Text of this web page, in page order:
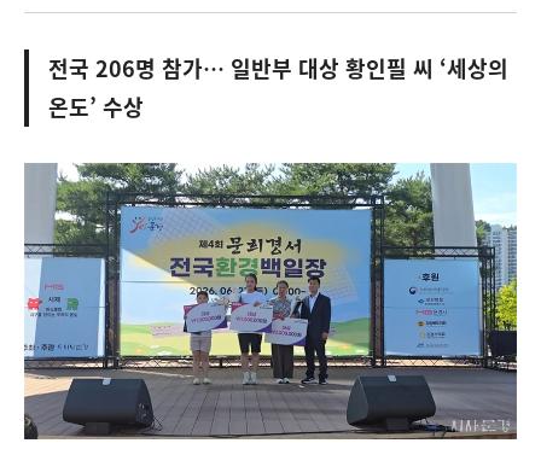
전국 206명 참가… 일반부 대상 황인필 씨 ‘세상의
온도’ 수상